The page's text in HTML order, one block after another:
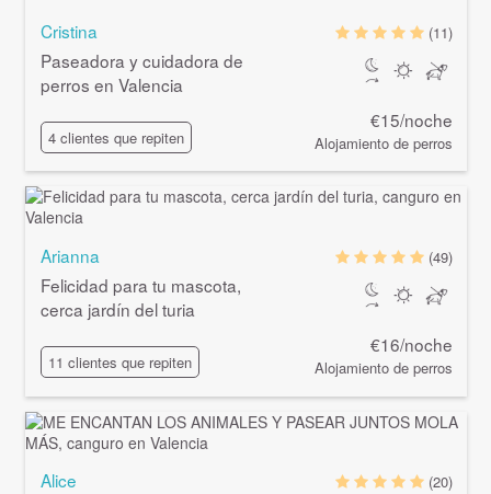
Cristina
Paseadora y cuidadora de
perros en Valencia
4 clientes que repiten
(11)
€15/noche
Alojamiento de perros
Arianna
Felicidad para tu mascota,
cerca jardín del turia
11 clientes que repiten
(49)
€16/noche
Alojamiento de perros
Alice
(20)